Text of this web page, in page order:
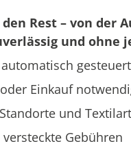
Rest – von der
und ohne
Einkauf
und
Gebühren